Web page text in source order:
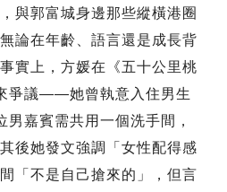
與郭富城身邊那些縱橫港圈
論在年齡、語言還是成長背
實上，方媛在《五十公里桃
爭議——她曾執意入住男生
男嘉賓需共用一個洗手間，
後她發文強調「女性配得感
「不是自己搶來的」，但言